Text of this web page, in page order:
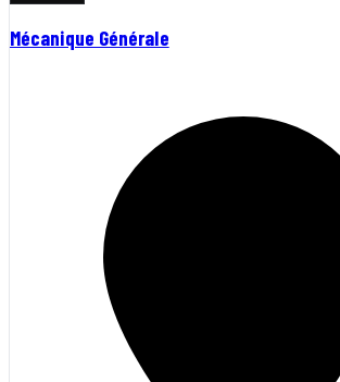
Mécanique Générale